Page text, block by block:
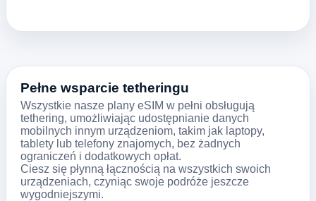
Pełne wsparcie tetheringu
Wszystkie nasze plany eSIM w pełni obsługują
tethering, umożliwiając udostępnianie danych
mobilnych innym urządzeniom, takim jak laptopy,
tablety lub telefony znajomych, bez żadnych
ograniczeń i dodatkowych opłat.
Ciesz się płynną łącznością na wszystkich swoich
urządzeniach, czyniąc swoje podróże jeszcze
wygodniejszymi.